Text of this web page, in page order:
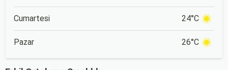
Cumartesi 24°C
Pazar 26°C